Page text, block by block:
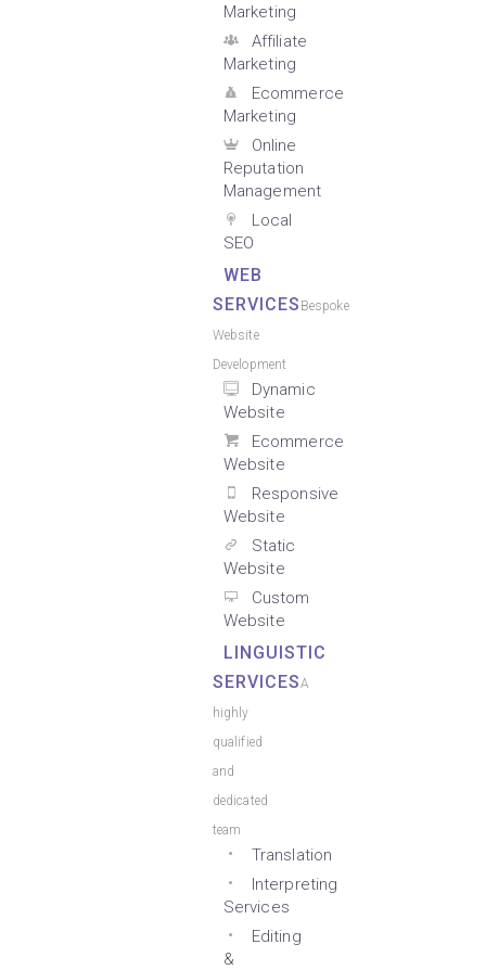
Marketing
Affiliate
Marketing
Ecommerce
Marketing
Online
Reputation
Management
Local
SEO
WEB
SERVICES Bespoke
Website
Development
Dynamic
Website
Ecommerce
Website
Responsive
Website
Static
Website
Custom
Website
LINGUISTIC
SERVICESA
highly
qualified
and
dedicated
team
Translation
Interpreting
Services
Editing
&